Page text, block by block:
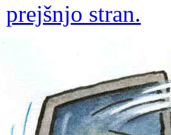
prejšnjo stran.